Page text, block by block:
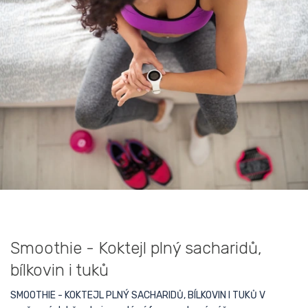
Smoothie - Koktejl plný sacharidů,
bílkovin i tuků
SMOOTHIE - KOKTEJL PLNÝ SACHARIDŮ, BÍLKOVIN I TUKŮ V